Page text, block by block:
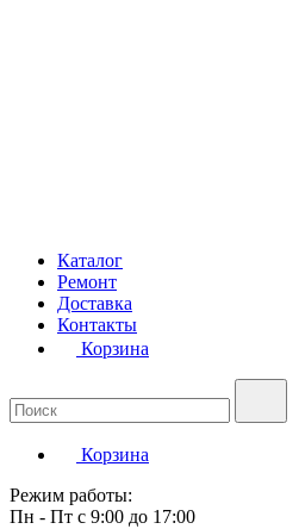
Каталог
Ремонт
Доставка
Контакты
Корзина
Корзина
Режим работы:
Пн - Пт с 9:00 до 17:00